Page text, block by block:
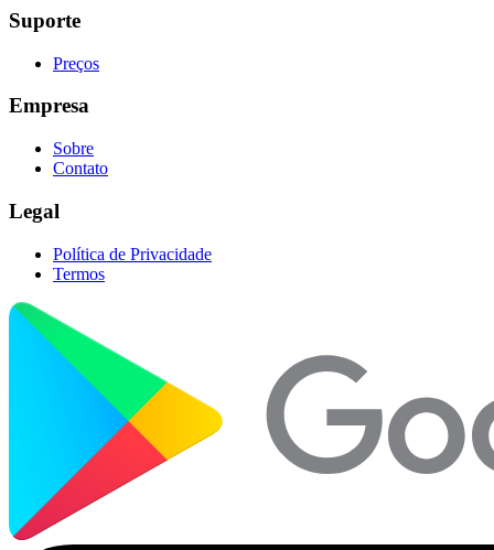
Suporte
Preços
Empresa
Sobre
Contato
Legal
Política de Privacidade
Termos